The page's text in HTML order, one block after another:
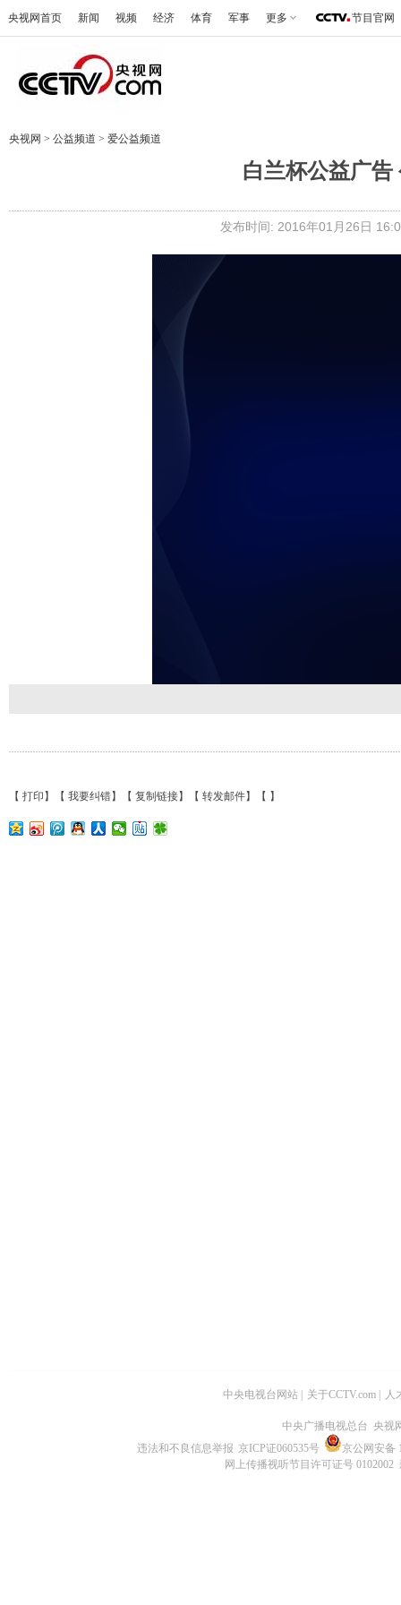
央视网首页 新闻 视频 经济 体育 军事 更多 节目官网
央视网 > 公益频道 > 爱公益频道
白兰杯公益广告
发布时间: 2016年01月26日
【 打印 】【 我要纠错】【 复制链接】【 转发邮件】【 】
中央电视台网站 | 关于CCTV.com | 人
中央广播电视总台 央视
违法和不良信息举报 京ICP证060535号
京公网安备
网上传播视听节目许可证号 0102002